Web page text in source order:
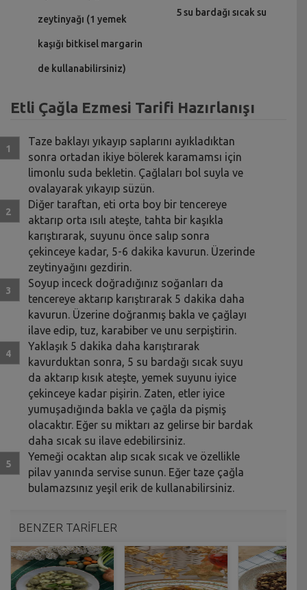
zeytinyağı (1 yemek
kaşığı bitkisel margarin
de kullanabilirsiniz)
5 su bardağı sıcak su
Etli Çağla Ezmesi Tarifi Hazırlanışı
Taze baklayı yıkayıp saplarını ayıkladıktan
sonra ortadan ikiye bölerek karamamsı için
limonlu suda bekletin. Çağlaları bol suyla ve
ovalayarak yıkayıp süzün.
Diğer taraftan, eti orta boy bir tencereye
aktarıp orta ısılı ateşte, tahta bir kaşıkla
karıştırarak, suyunu önce salıp sonra
çekinceye kadar, 5-6 dakika kavurun. Üzerinde
zeytinyağını gezdirin.
Soyup inceck doğradığınız soğanları da
tencereye aktarıp karıştırarak 5 dakika daha
kavurun. Üzerine doğranmış bakla ve çağlayı
ilave edip, tuz, karabiber ve unu serpiştirin.
Yaklaşık 5 dakika daha karıştırarak
kavurduktan sonra, 5 su bardağı sıcak suyu
da aktarıp kısık ateşte, yemek suyunu iyice
çekinceye kadar pişirin. Zaten, etler iyice
yumuşadığında bakla ve çağla da pişmiş
olacaktır. Eğer su miktarı az gelirse bir bardak
daha sıcak su ilave edebilirsiniz.
Yemeği ocaktan alıp sıcak sıcak ve özellikle
pilav yanında servise sunun. Eğer taze çağla
bulamazsınız yeşil erik de kullanabilirsiniz.
BENZER TARİFLER